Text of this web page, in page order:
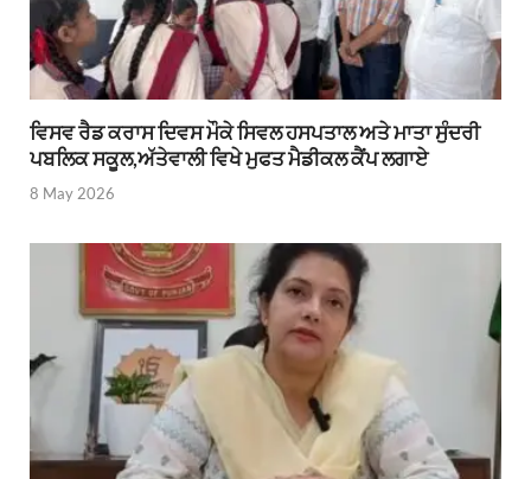
ਵਿਸਵ ਰੈਡ ਕਰਾਸ ਦਿਵਸ ਮੌਕੇ ਸਿਵਲ ਹਸਪਤਾਲ ਅਤੇ ਮਾਤਾ ਸੁੰਦਰੀ
ਪਬਲਿਕ ਸਕੂਲ,ਅੱਤੇਵਾਲੀ ਵਿਖੇ ਮੁਫਤ ਮੈਡੀਕਲ ਕੈਂਪ ਲਗਾਏ
8 May 2026